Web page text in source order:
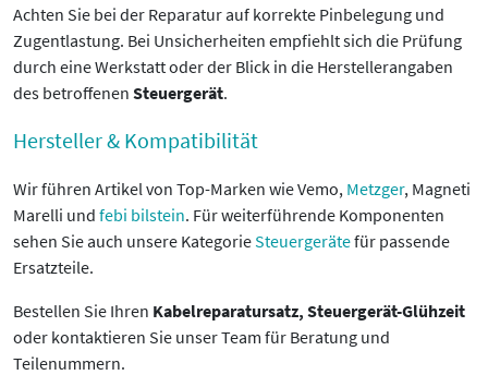
Achten Sie bei der Reparatur auf korrekte Pinbelegung und
Zugentlastung. Bei Unsicherheiten empfiehlt sich die Prüfung
durch eine Werkstatt oder der Blick in die Herstellerangaben
des betroffenen Steuergerät.
Hersteller & Kompatibilität
Wir führen Artikel von Top-Marken wie Vemo, Metzger, Magneti
Marelli und febi bilstein. Für weiterführende Komponenten
sehen Sie auch unsere KategorieSteuergerätefür passende
Ersatzteile.
Bestellen Sie Ihren Kabelreparatursatz, Steuergerät-Glühzeit
oder kontaktieren Sie unser Team für Beratung und
Teilenummern.